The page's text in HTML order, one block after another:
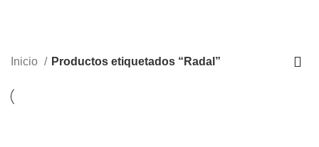
Inicio Productos etiquetados “Radal”